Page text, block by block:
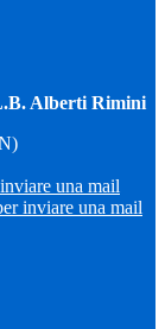
Alberti Rimini
una mail
inviare una mail